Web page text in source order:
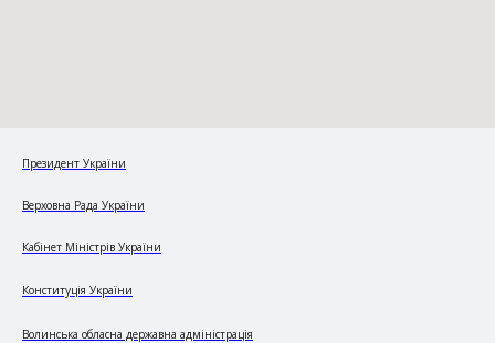
Президент України
Верховна Рада України
Кабінет Міністрів України
Конституція України
Волинська обласна державна адміністрація